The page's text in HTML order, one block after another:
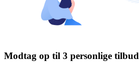
Modtag op til 3 personlige tilbud